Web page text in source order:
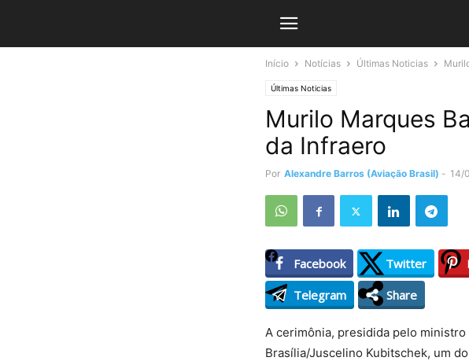
Início Notícias Últimas Noticias
Últimas Noticias
Murilo Marques
da Infraero
Por Alexandre Barros (Aviação Brasil) - 14/
Facebook Twitter
Telegram
Share
A cerimônia, presidida pelo
Brasília/Juscelino Kubitschek, um